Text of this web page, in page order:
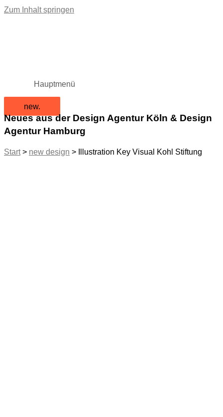
Zum Inhalt springen
Hauptmenü
new.
Neues aus der Design Agentur Köln & Design
Agentur Hamburg
Start> new design > Illustration Key Visual Kohl Stiftung